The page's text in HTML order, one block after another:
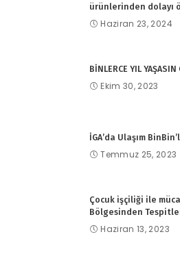
ürünlerinden dolayı
Haziran 23, 2024
BİNLERCE YIL
Ekim 30, 2023
İGA’da Ulaşım
Temmuz 25, 2023
Çocuk işçiliği ile
Bölgesinden
Haziran 13, 2023